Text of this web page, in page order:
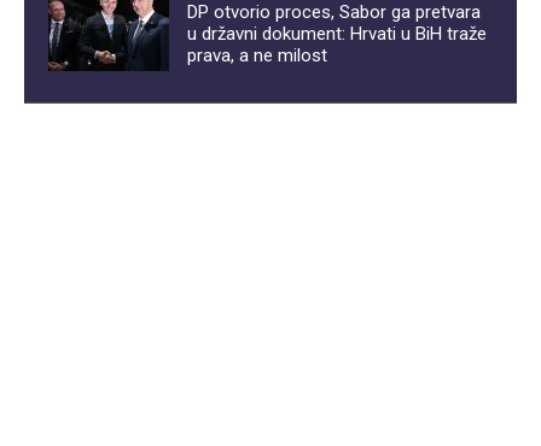
DP otvorio proces, Sabor ga pretvara
u državni dokument: Hrvati u BiH traže
prava, a ne milost